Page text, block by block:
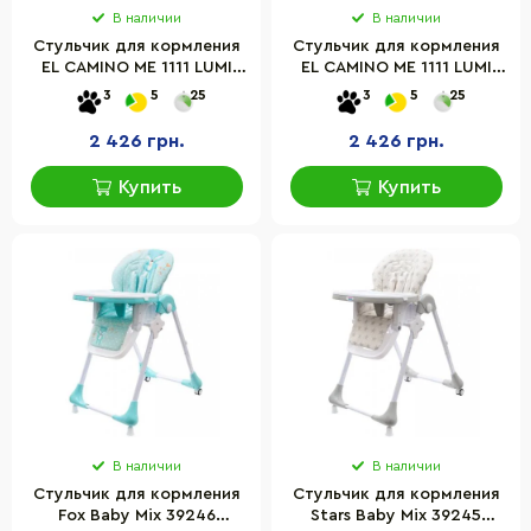
В наличии
Стульчик для кормления
EL CAMINO ME 1111 LUMI
Pink экокожа
3 5 25
2 426 грн.
Купить
В наличии
Стульчик для кормления
EL CAMINO ME 1111 LUMI
Teal экокожа
3 5 25
2 426 грн.
Купить
В наличии
Стульчик для кормления
Fox Baby Mix 39246
В наличии
Стульчик для кормления
Stars Baby Mix 39245